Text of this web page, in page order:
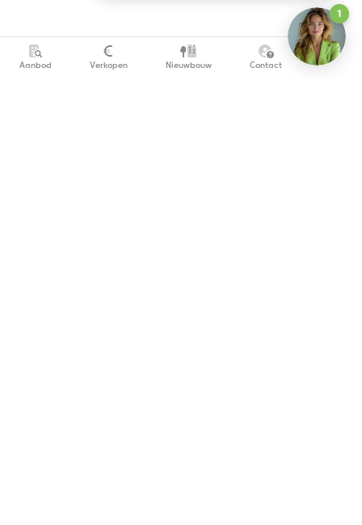
Aanbod Verkopen Nieuwbouw Contact